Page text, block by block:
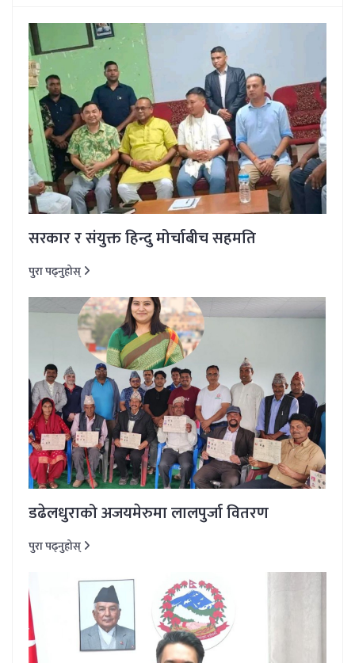
सरकार र संयुक्त हिन्दु मोर्चाबीच सहमति
पुरा पढ्नुहोस्
डढेलधुराको अजयमेरुमा लालपुर्जा वितरण
पुरा पढ्नुहोस्